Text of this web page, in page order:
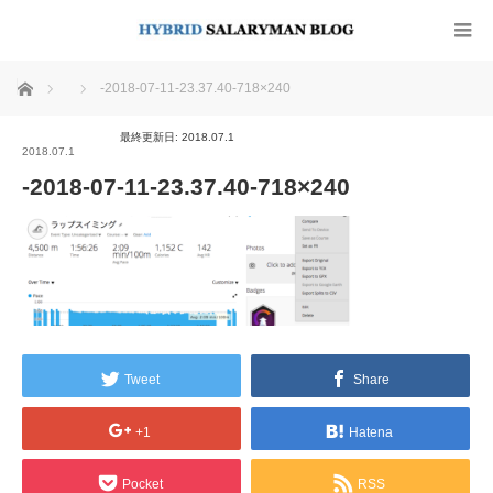
ホーム -2018-07-11-23.37.40-718×240
2018.07.1
最終更新日: 2018.07.1
-2018-07-11-23.37.40-718×240
Tweet Share
+1 Hatena
Pocket RSS